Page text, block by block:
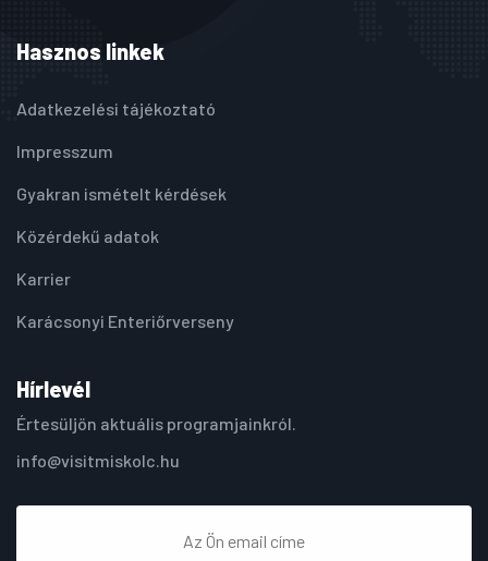
Hasznos linkek
Adatkezelési tájékoztató
Impresszum
Gyakran ismételt kérdések
Közérdekű adatok
Karrier
Karácsonyi Enteriőrverseny
Hírlevél
Értesüljön aktuális programjainkról.
info@visitmiskolc.hu